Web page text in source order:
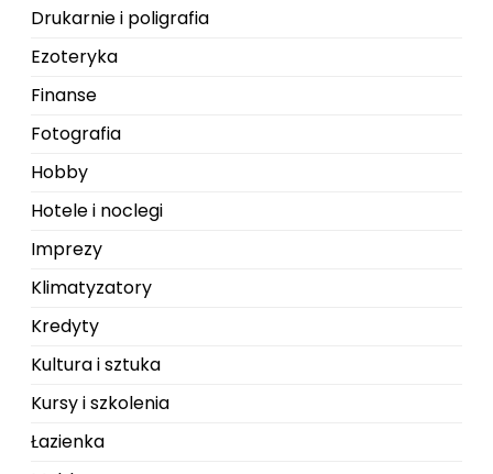
Drukarnie i poligrafia
Ezoteryka
Finanse
Fotografia
Hobby
Hotele i noclegi
Imprezy
Klimatyzatory
Kredyty
Kultura i sztuka
Kursy i szkolenia
Łazienka